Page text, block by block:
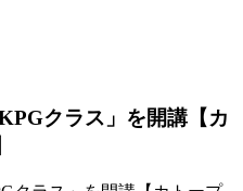
クラス」を開講【カ